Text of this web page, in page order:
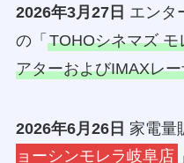
2026年3月27日 エンタ
の「 TOHOシネマズ
アターおよびIMAXレ
2026年6月26日 家電量
ョーシンモレラ岐阜店